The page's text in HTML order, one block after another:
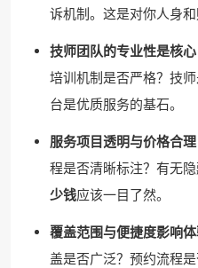
诉机制。这是对你人身和
技师团队的专业性是核心
培训机制是否严格？技
台是优质服务的基石。
服务项目透明与价格合理
程是否清晰标注？有无隐
少钱应该一目了然。
覆盖范围与便捷度影响
盖是否广泛？预约流程